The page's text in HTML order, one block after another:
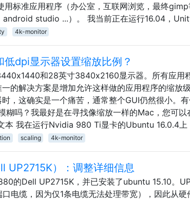
用标准应用程序（办公室，互联网浏览，最终
studio ...）。 我当前正在运行16.04，
4k-monitor
dpi显示器设置缩放比例？
和28英寸3840x2160显示器。所有应用
的解决方案是增加允许这样做的应用程序的缩放
，这确实是一个痛苦，通常整个GUI仍然很小。
糊吗？我最好是在寻找像缩放一样的Mac，您可以
本 我在运行Nvidia 980 Ti显卡的Ubuntu 16.0.4上
scaling 4k-monitor
UP2715K）：调整详细信息
的Dell UP2715K，并已安装了ubuntu 15.10。
电缆，因为仅1条电缆无法处理带宽），因此从硬